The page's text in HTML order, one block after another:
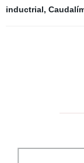
inductrial,